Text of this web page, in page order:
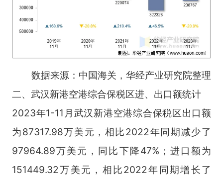
数据来源：中国海关，华经产业研究院整理
二、武汉新港空港综合保税区进、出口额统计
2023年1-11月武汉新港空港综合保税区出口额
为87317.98万美元，相比2022年同期减少了
97964.89万美元，同比下降47%；进口额为
151449.32万美元，相比2022年同期增长了